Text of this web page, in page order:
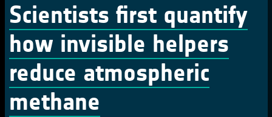
Scientists first quantify
how invisible helpers
reduce atmospheric
methane